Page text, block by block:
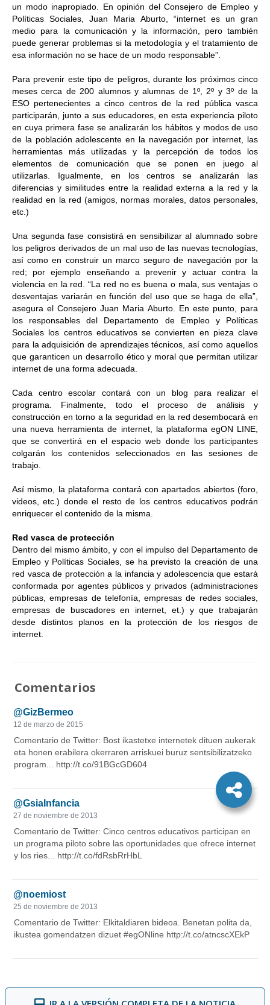
un modo inapropiado. En opinión del Consejero de Empleo y
Políticas Sociales, Juan Maria Aburto, “internet es un gran
medio para la comunicación y la información, pero también
puede generar problemas si la metodología y el tratamiento de
esa información no se hace de un modo responsable”.
Para prevenir este tipo de peligros, durante los próximos cinco
meses cerca de 200 alumnos y alumnas de 1º, 2º y 3º de la
ESO pertenecientes a cinco centros de la red pública vasca
participarán, junto a sus educadores, en esta experiencia piloto
en cuya primera fase se analizarán los hábitos y modos de uso
de la población adolescente en la navegación por internet, las
herramientas más utilizadas y la percepción de todos los
elementos de comunicación que se ponen en juego al
utilizarlas. Igualmente, en los centros se analizarán las
diferencias y similitudes entre la realidad externa a la red y la
realidad en la red (amigos, normas morales, datos personales,
etc.)
Una segunda fase consistirá en sensibilizar al alumnado sobre
los peligros derivados de un mal uso de las nuevas tecnologías,
así como en construir un marco seguro de navegación por la
red; por ejemplo enseñando a prevenir y actuar contra la
violencia en la red. “La red no es buena o mala, sus ventajas o
desventajas variarán en función del uso que se haga de ella”,
asegura el Consejero Juan Maria Aburto. En este punto, para
los responsables del Departamento de Empleo y Políticas
Sociales los centros educativos se convierten en pieza clave
para la adquisición de aprendizajes técnicos, así como aquellos
que garanticen un desarrollo ético y moral que permitan utilizar
internet de una forma adecuada.
Cada centro escolar contará con un blog para realizar el
programa. Finalmente, todo el proceso de análisis y
construcción en torno a la seguridad en la red desembocará en
una nueva herramienta de internet, la plataforma egON LINE
que se convertirá en el espacio web donde los participantes
colgarán los contenidos seleccionados en las sesiones de
trabajo.
Así mismo, la plataforma contará con apartados abiertos (foro,
videos, etc.) donde el resto de los centros educativos podrán
enriquecer el contenido de la misma.
Red vasca de protección
Dentro del mismo ámbito, y con el impulso del Departamento de
Empleo y Políticas Sociales, se ha previsto la creación de una
red vasca de protección a la infancia y adolescencia que estará
conformada por agentes públicos y privados (administraciones
públicas, empresas de telefonía, empresas de redes sociales,
empresas de buscadores en internet, et.) y que trabajarán
desde distintos planos en la protección de los riesgos de
internet.
Comentarios